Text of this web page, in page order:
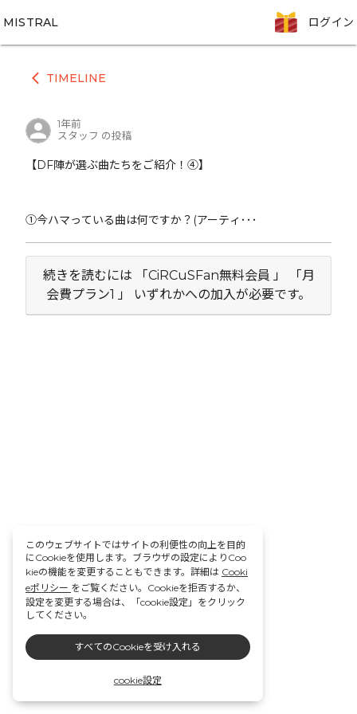
MISTRAL ログイン
arrow_back_ios TIMELINE
1年前
スタッフ の投稿
【DF陣が選ぶ曲たちをご紹介！④】
①今ハマっている曲は何ですか？(アーティ･･･
続きを読むには 「CiRCuSFan無料会員 」 「月
会費プラン1 」 いずれかへの加入が必要です。
このウェブサイトではサイトの利便性の向上を目的
にCookieを使用します。ブラウザの設定によりCoo
kieの機能を変更することもできます。詳細は Cooki
eポリシー をご覧ください。Cookieを拒否するか、
設定を変更する場合は、「cookie設定」をクリック
してください。
すべてのCookieを受け入れる
cookie設定